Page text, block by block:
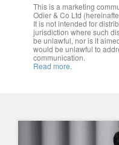
This is a marketing
Odier & Co Ltd
It is not intended for
jurisdiction where such
be unlawful, nor is it
would be unlawful to
communication.
Read more.